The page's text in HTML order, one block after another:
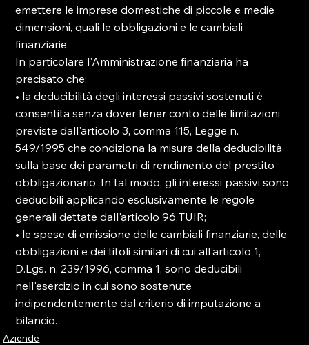
emettere le imprese domestiche di piccole e medie
dimensioni, quali le obbligazioni e le cambiali
finanziarie.
In particolare l'Amministrazione finanziaria ha
precisato che:
• la deducibilità degli interessi passivi sostenuti è
consentita senza dover tener conto delle limitazioni
previste dall'articolo 3, comma 115, Legge n.
549/1995 che condiziona la misura della deducibilità
sulla base dei parametri di rendimento del prestito
obbligazionario. In tal modo, gli interessi passivi sono
deducibili applicando esclusivamente le regole
generali dettate dall'articolo 96 TUIR;
• le spese di emissione delle cambiali finanziarie, delle
obbligazioni e dei titoli similari di cui all'articolo 1,
D.Lgs. n. 239/1996, comma 1, sono deducibili
nell'esercizio in cui sono sostenute
indipendentemente dal criterio di imputazione a
bilancio.
Aziende